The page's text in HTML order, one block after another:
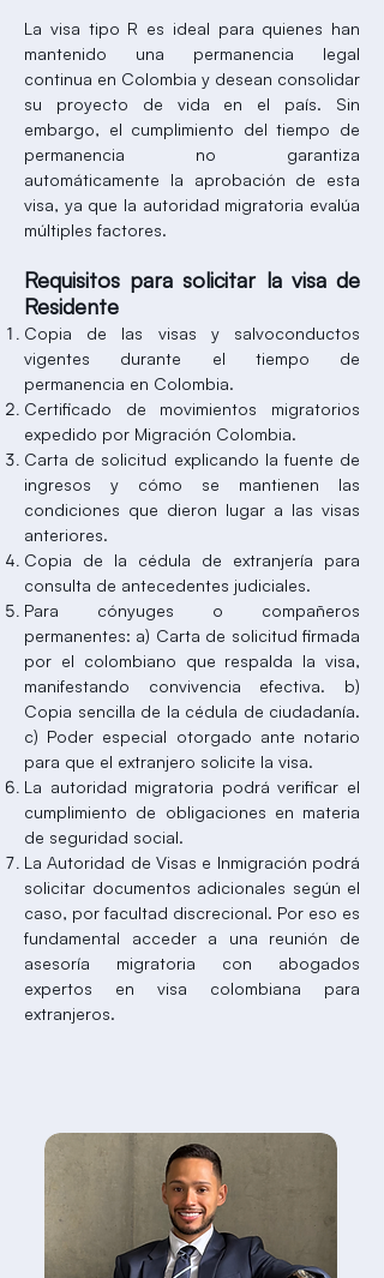
La visa tipo R es ideal para quienes han
mantenido una permanencia legal
continua en Colombia y desean consolidar
su proyecto de vida en el país. Sin
embargo, el cumplimiento del tiempo de
permanencia no garantiza
automáticamente la aprobación de esta
visa, ya que la autoridad migratoria evalúa
múltiples factores.
Requisitos para solicitar la visa de
Residente
Copia de las visas y salvoconductos
vigentes durante el tiempo de
permanencia en Colombia.
Certificado de movimientos migratorios
expedido por Migración Colombia.
Carta de solicitud explicando la fuente de
ingresos y cómo se mantienen las
condiciones que dieron lugar a las visas
anteriores.
Copia de la cédula de extranjería para
consulta de antecedentes judiciales.
Para cónyuges o compañeros
permanentes: a) Carta de solicitud firmada
por el colombiano que respalda la visa,
manifestando convivencia efectiva. b)
Copia sencilla de la cédula de ciudadanía.
c) Poder especial otorgado ante notario
para que el extranjero solicite la visa.
La autoridad migratoria podrá verificar el
cumplimiento de obligaciones en materia
de seguridad social.
La Autoridad de Visas e Inmigración podrá
solicitar documentos adicionales según el
caso, por facultad discrecional. Por eso es
fundamental acceder a una reunión de
asesoría migratoria con abogados
expertos en visa colombiana para
extranjeros.